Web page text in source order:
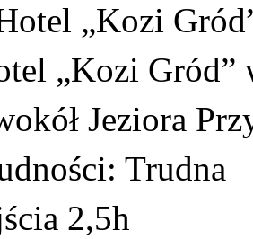
„Kozi
„Kozi Gród”
Jeziora
Trudna
2,5h